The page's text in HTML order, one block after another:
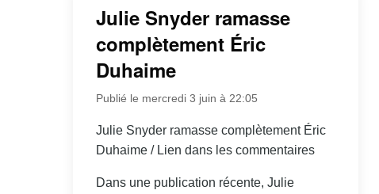
Julie Snyder ramasse
complètement Éric
Duhaime
Publié le mercredi 3 juin à 22:05
Julie Snyder ramasse complètement Éric
Duhaime / Lien dans les commentaires
Dans une publication récente, Julie